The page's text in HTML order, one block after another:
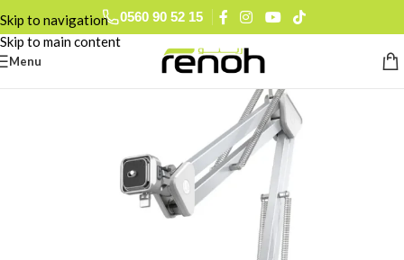
Skip to navigation
Skip to main content
0560 90 52 15
Menu